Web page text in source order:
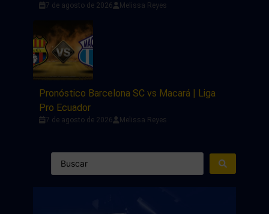
7 de agosto de 2026 Melissa Reyes
Pronóstico Barcelona SC vs Macará | Liga
Pro Ecuador
7 de agosto de 2026 Melissa Reyes